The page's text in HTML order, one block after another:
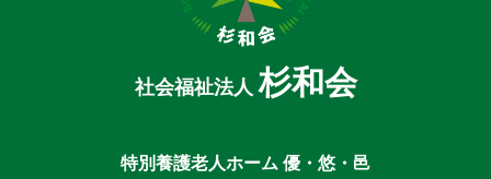
社会福祉法人杉和会
特別養護老人ホーム 優・悠・邑